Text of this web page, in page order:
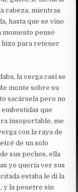
cabeza, mientras
hasta que se vino
momento pensé
hizo para retener
la verga casi se
monte sobre su
sacársela pero no
que
insoportable, me
con la raya de
de un solo
sus pechos, ella
yo quería ver sus
estaba le di la
y la penetre sin